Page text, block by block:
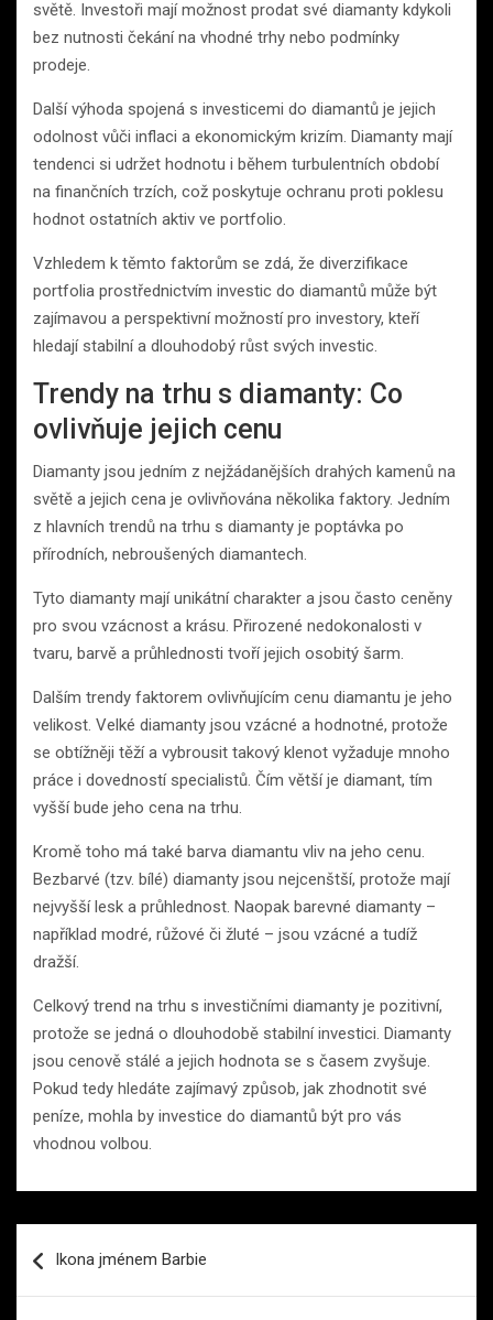
světě. Investoři mají možnost prodat své diamanty kdykoli
bez nutnosti čekání na vhodné trhy nebo podmínky
prodeje.
Další výhoda spojená s investicemi do diamantů je jejich
odolnost vůči inflaci a ekonomickým krizím. Diamanty mají
tendenci si udržet hodnotu i během turbulentních období
na finančních trzích, což poskytuje ochranu proti poklesu
hodnot ostatních aktiv ve portfolio.
Vzhledem k těmto faktorům se zdá, že diverzifikace
portfolia prostřednictvím investic do diamantů může být
zajímavou a perspektivní možností pro investory, kteří
hledají stabilní a dlouhodobý růst svých investic.
Trendy na trhu s diamanty: Co
ovlivňuje jejich cenu
Diamanty jsou jedním z nejžádanějších drahých kamenů na
světě a jejich cena je ovlivňována několika faktory. Jedním
z hlavních trendů na trhu s diamanty je poptávka po
přírodních, nebroušených diamantech.
Tyto diamanty mají unikátní charakter a jsou často ceněny
pro svou vzácnost a krásu. Přirozené nedokonalosti v
tvaru, barvě a průhlednosti tvoří jejich osobitý šarm.
Dalším trendy faktorem ovlivňujícím cenu diamantu je jeho
velikost. Velké diamanty jsou vzácné a hodnotné, protože
se obtížněji těží a vybrousit takový klenot vyžaduje mnoho
práce i dovedností specialistů. Čím větší je diamant, tím
vyšší bude jeho cena na trhu.
Kromě toho má také barva diamantu vliv na jeho cenu.
Bezbarvé (tzv. bílé) diamanty jsou nejcenštší, protože mají
nejvyšší lesk a průhlednost. Naopak barevné diamanty –
například modré, růžové či žluté – jsou vzácné a tudíž
dražší.
Celkový trend na trhu s investičními diamanty je pozitivní,
protože se jedná o dlouhodobě stabilní investici. Diamanty
jsou cenově stálé a jejich hodnota se s časem zvyšuje.
Pokud tedy hledáte zajímavý způsob, jak zhodnotit své
peníze, mohla by investice do diamantů být pro vás
vhodnou volbou.
proIkona jménem Barbie